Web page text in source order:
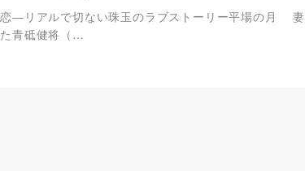
―リアルで切ない珠玉のラブストーリー平場の月 妻
青砥健将（…